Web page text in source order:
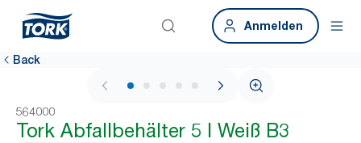
Anmelden
Back
1 / 5
564000
Tork Abfallbehälter 5 l Weiß B3